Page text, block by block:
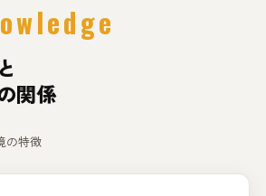
関係
の特徴